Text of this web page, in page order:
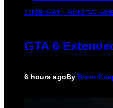
SCREENSHOT: ROCKSTAR
GTA 6
6 hours agoBy Brent